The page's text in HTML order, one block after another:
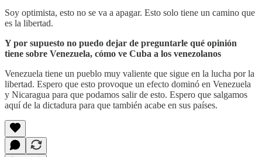
Soy optimista, esto no se va a apagar. Esto solo tiene un camino que
es la libertad.
Y por supuesto no puedo dejar de preguntarle qué opinión
tiene sobre Venezuela, cómo ve Cuba a los venezolanos
Venezuela tiene un pueblo muy valiente que sigue en la lucha por la
libertad. Espero que esto provoque un efecto dominó en Venezuela
y Nicaragua para que podamos salir de esto. Espero que salgamos
aquí de la dictadura para que también acabe en sus países.